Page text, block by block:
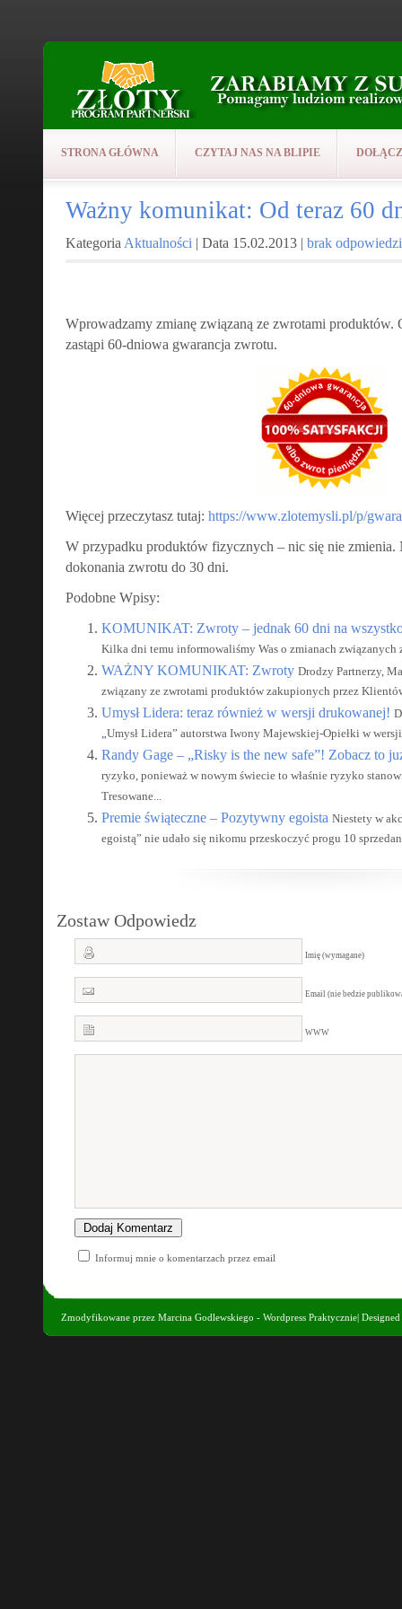
STRONA GŁÓWNA CZYTAJ NAS NA BLIPIE
Ważny komunikat: Od teraz 60
Kategoria Aktualności | Data 15.02.2013 | brak odpowiedzi
Wprowadzamy zmianę związaną ze zwrotami produktów.
zastąpi 60-dniowa gwarancja zwrotu.
Więcej przeczytasz tutaj: https://www.zlotemysli.pl/p/
W przypadku produktów fizycznych – nic się nie
dokonania zwrotu do 30 dni.
Podobne Wpisy:
KOMUNIKAT: Zwroty – jednak 60 dni na
Kilka dni temu informowaliśmy Was o zmianach związanych
WAŻNY KOMUNIKAT: Zwroty Drodzy Partnerzy,
związany ze zwrotami produktów zakupionych przez
Umysł Lidera: teraz również w wersji drukowanej!
„Umysł Lidera” autorstwa Iwony Majewskiej-Opiełki w
Randy Gage – „Risky is the new safe”! Zobacz to
ryzyko, ponieważ w nowym świecie to właśnie ryzyko
Tresowane...
Premie świąteczne – Pozytywny egoista Niestety w
egoistą” nie udało się nikomu przeskoczyć progu 10
Zostaw Odpowiedz
Imię (wymagane)
Email (nie bedzie
WWW
Informuj mnie o komentarzach przez email
Zmodyfikowane przez Marcina Godlewskiego - Wordpress Praktycznie|